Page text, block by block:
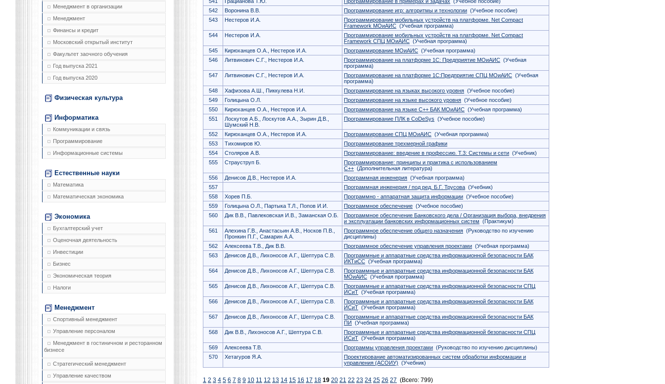
Менеджмент в организации
Менеджмент
Финансы и кредит
Московский открытый институт
Факультет заочного обучения
Год выпуска 2021
Год выпуска 2020
Физическая культура
Информатика
Коммуникации и связь
Программирование
Информационные системы
Естественные науки
Математика
Математическая экономика
Экономика
Бухгалтерский учет
Оценочная деятельность
Инвестиции
Бизнес
Экономическая теория
Налоги
Менеджмент
Спортивный менеджмент
Управление персоналом
Менеджмент в гостиничном и ресторанном
бизнесе
Стратегический менеджмент
Управление качеством
542
Воронина В.В. Программирование игр: алгоритмы и технологии (Учебное пособие)
543
Нестеров И.А.
Программирование мобильных устройств на платформе. Net Compact
Framework МОиАИС (Учебная программа)
544
Нестеров И.А.
Программирование мобильных устройств на платформе. Net Compact
Framework СПЦ МОиАИС (Учебная программа)
545
Кирюханцев О.А., Нестеров И.А. Программирование МОиАИС (Учебная программа)
546
Литвинович С.Г., Нестеров И.А. Программирование на платформе 1С: Предприятие МОиАИС (Учебная
программа)
547
Литвинович С.Г., Нестеров И.А. Программирование на платформе 1С:Предприятие СПЦ МОиАИС (Учебная
программа)
548
Хафизова А.Ш., Пиккулева Н.И. Программирование на языках высокого уровня (Учебное пособие)
549
Голицына О.Л. Программирование на языке высокого уровня (Учебное пособие)
550
Кирюханцев О.А., Нестеров И.А. Программирование на языке С++ БАК МОиАИС (Учебная программа)
551
Лоскутов А.Б., Лоскутов А.А., Зырин Д.В.,
Шумский Н.В.
Программирование ПЛК в CoDeSys (Учебное пособие)
552 Кирюханцев О.А., Нестеров И.А. Программирование СПЦ МОиАИС (Учебная программа)
553
Тихомиров Ю.
Программирование трехмерной графики
554
Столяров А.В. Программирование: введение в профессию. Т.3: Системы и сети (Учебник)
555
Страуструп Б.
Программирование: принципы и практика с использованием
С++ (Дополнительная литература)
556
Денисов Д.В., Нестеров И.А. Программная инженерия (Учебная программа)
557
Программная инженерия / под ред. Б.Г. Трусова (Учебник)
558
Хорев П.Б. Программно - аппаратная защита информации (Учебное пособие)
559
Голицына О.Л., Партыка Т.Л., Попов И.И. Программное обеспечение (Учебное пособие)
560
Дик В.В., Павлековская И.В., Заманская О.Б.
Программное обеспечение Банковского дела / Организация выбора, внедрения
и эксплуатации банковских информационных систем (Практикум)
561
Алехина Г.В., Анастасьин А.В., Носков П.В.,
Пронкин П.Г., Самарин А.А.
Программное обеспечение общего назначения (Руководство по изучению
дисциплины)
562
Алексеева Т.В., Дик В.В. Программное обеспечение управления проектами (Учебная программа)
563
Денисов Д.В., Лихоносов А.Г., Шептура С.В.
Программные и аппаратные средства информационной безопасности БАК
ИКТиСС (Учебная программа)
564
Денисов Д.В., Лихоносов А.Г., Шептура С.В.
Программные и аппаратные средства информационной безопасности БАК
МОиАИС (Учебная программа)
565
Денисов Д.В., Лихоносов А.Г., Шептура С.В.
Программные и аппаратные средства информационной безопасности СПЦ
ИСиТ (Учебная программа)
566
Денисов Д.В., Лихоносов А.Г., Шептура С.В.
Программные и аппаратные средства информационной безопасности БАК
ИСиТ (Учебная программа)
567
Денисов Д.В., Лихоносов А.Г., Шептура С.В.
Программные и аппаратные средства информационной безопасности БАК
ПИ (Учебная программа)
568
Дик В.В., Лихоносов А.Г., Шептура С.В.
Программные и аппаратные средства информационной безопасности СПЦ
ИСиТ (Учебная программа)
569
Алексеева Т.В. Программы управления проектами (Руководство по изучению дисциплины)
570
Хетагуров Я.А.
Проектирование автоматизированных систем обработки информации и
управления (АСОИУ) (Учебник)
1 2 3 4 5 6 7 8 9 10 11 12 13 14 15 16 17 18 19 20 21 22 23 24 25 26 27 (Всего: 799)